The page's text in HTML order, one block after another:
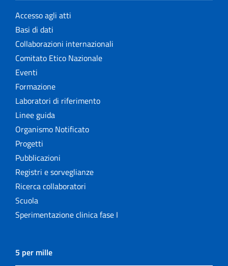
Accesso agli atti
Basi di dati
Collaborazioni internazionali
Comitato Etico Nazionale
Eventi
Formazione
Laboratori di riferimento
Linee guida
Organismo Notificato
Progetti
Pubblicazioni
Registri e sorveglianze
Ricerca collaboratori
Scuola
Sperimentazione clinica fase I
5 per mille